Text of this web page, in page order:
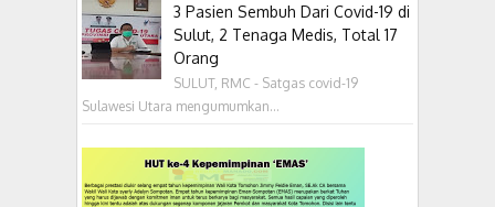
3 Pasien Sembuh Dari Covid-19 di
Sulut, 2 Tenaga Medis, Total 17
Orang
SULUT, RMC - Satgas covid-19
Sulawesi Utara mengumumkan...